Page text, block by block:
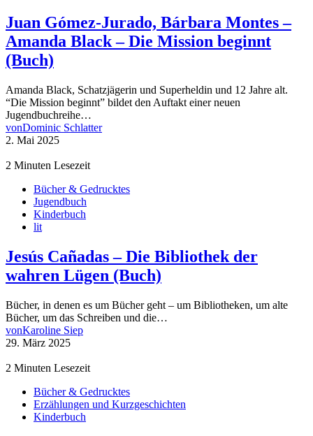
Juan Gómez-Jurado, Bárbara Montes –
Amanda Black – Die Mission beginnt
(Buch)
Amanda Black, Schatzjägerin und Superheldin und 12 Jahre alt.
“Die Mission beginnt” bildet den Auftakt einer neuen
Jugendbuchreihe…
vonDominic Schlatter
2. Mai 2025
2 Minuten Lesezeit
Bücher & Gedrucktes
Jugendbuch
Kinderbuch
lit
Jesús Cañadas – Die Bibliothek der
wahren Lügen (Buch)
Bücher, in denen es um Bücher geht – um Bibliotheken, um alte
Bücher, um das Schreiben und die…
vonKaroline Siep
29. März 2025
2 Minuten Lesezeit
Bücher & Gedrucktes
Erzählungen und Kurzgeschichten
Kinderbuch